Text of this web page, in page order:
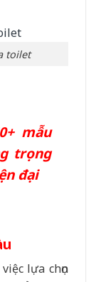
toilet
mẫu
trọng
đại
lựa chọn